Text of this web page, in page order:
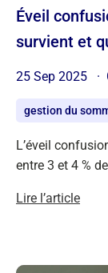
Éveil confusionnel : c’est quoi, pourquoi ça
survient et
25 Sep 2025
gestion du
L’éveil
entre 3 et 4 %
Lire l’article